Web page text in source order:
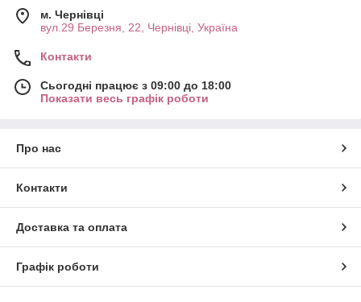
м. Чернівці
вул.29 Березня, 22, Чернівці, Україна
Контакти
Сьогодні працює з 09:00 до 18:00
Показати весь графік роботи
Про нас
Контакти
Доставка та оплата
Графік роботи